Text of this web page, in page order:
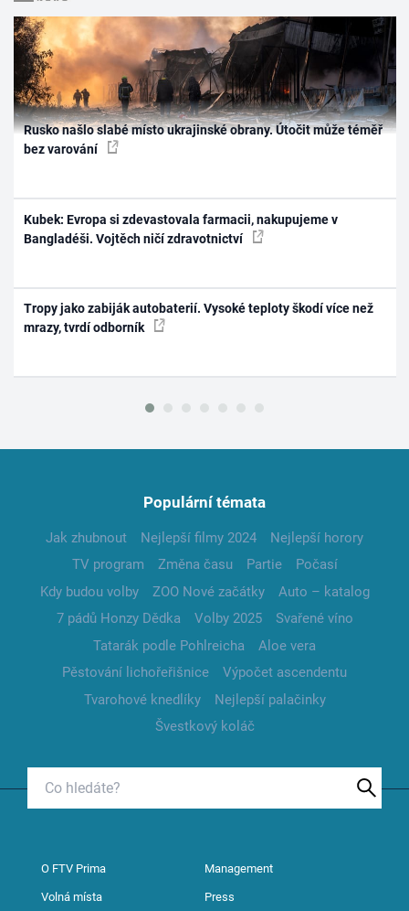
Rusko našlo slabé místo ukrajinské obrany. Útočit může téměř
bez varování
Kubek: Evropa si zdevastovala farmacii, nakupujeme v
Bangladéši. Vojtěch ničí zdravotnictví
Tropy jako zabiják autobaterií. Vysoké teploty škodí více než
mrazy, tvrdí odborník
Populární témata
Jak zhubnout Nejlepší filmy 2024
Nejlepší horory
TV program
Změna času Partie
Počasí
Kdy budou volby
ZOO Nové začátky
Auto – katalog
7 pádů Honzy Dědka
Volby 2025
Svařené víno
Tatarák podle Pohlreicha
Aloe vera
Pěstování lichořeřišnice
Výpočet ascendentu
Tvarohové knedlíky
Nejlepší palačinky
Švestkový koláč
O FTV Prima Management
Volná místa Press